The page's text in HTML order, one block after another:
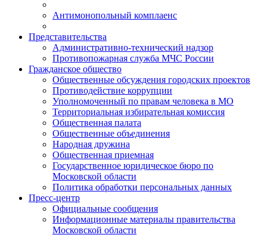
Антимонопольный комплаенс
Представительства
Административно-технический надзор
Противопожарная служба МЧС России
Гражданское общество
Общественные обсуждения городских проектов
Противодействие коррупции
Уполномоченный по правам человека в МО
Территориальная избирательная комиссия
Общественная палата
Общественные объединения
Народная дружина
Общественная приемная
Государственное юридическое бюро по
Московской области
Политика обработки персональных данных
Пресс-центр
Официальные сообщения
Информационные материалы правительства
Московской области